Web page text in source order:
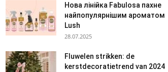
Нова лінійка Fabulosa пахне
найпопулярнішим ароматом
Lush
28.07.2025
Fluwelen strikken: de
kerstdecoratietrend van 2024